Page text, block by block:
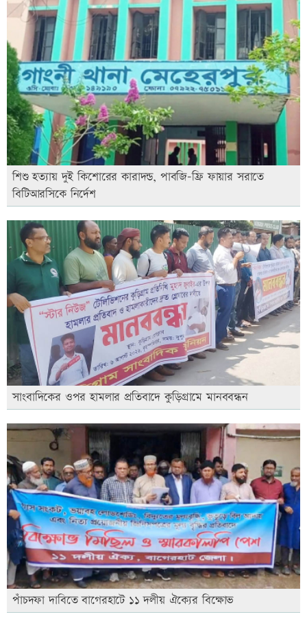
শিশু হত্যায় দুই কিশোরের কারাদন্ড, পাবজি-ফ্রি ফায়ার সরাতে
বিটিআরসিকে নির্দেশ
সাংবাদিকের ওপর হামলার প্রতিবাদে কুড়িগ্রামে মানববন্ধন
পাঁচদফা দাবিতে বাগেরহাটে ১১ দলীয় ঐক্যের বিক্ষোভ